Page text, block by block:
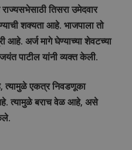
तिसरा उमेदवार
शक्यता आहे. भाजपाला तो
आहे. अर्ज मागे घेण्याच्या शेवटच्या
पाटील यांनी व्यक्त केली.
त्यामुळे एकत्र निवडणूका
त्यामुळे बराच वेळ आहे, असे